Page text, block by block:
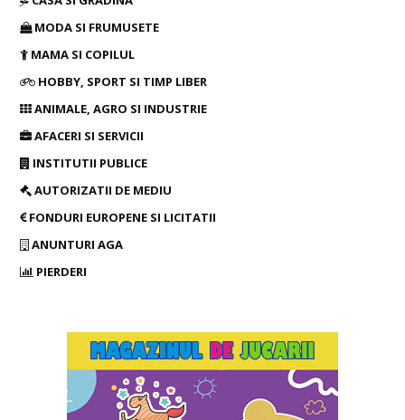
MODA SI FRUMUSETE
MAMA SI COPILUL
HOBBY, SPORT SI TIMP LIBER
ANIMALE, AGRO SI INDUSTRIE
AFACERI SI SERVICII
INSTITUTII PUBLICE
AUTORIZATII DE MEDIU
FONDURI EUROPENE SI LICITATII
ANUNTURI AGA
PIERDERI